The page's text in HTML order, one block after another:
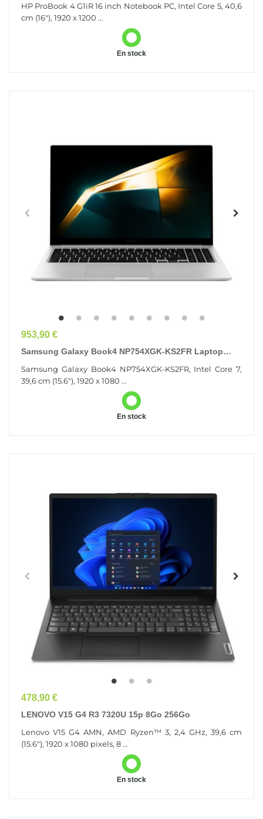
HP ProBook 4 G1iR 16 inch Notebook PC, Intel Core 5, 40,6
cm (16"), 1920 x 1200 ...
En stock
Prix
953,90 €
Samsung Galaxy Book4 NP754XGK-KS2FR Laptop
Samsung Galaxy Book4 NP754XGK-KS2FR, Intel Core 7,
39,6 cm (15.6"), 1920 x 1080 ...
En stock
Prix
478,90 €
LENOVO V15 G4 R3 7320U 15p 8Go 256Go
Lenovo V15 G4 AMN, AMD Ryzen™ 3, 2,4 GHz, 39,6 cm
(15.6"), 1920 x 1080 pixels, 8 ...
En stock